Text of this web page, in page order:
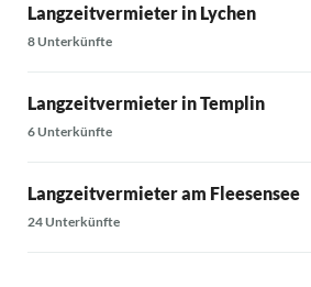
Langzeitvermieter in Lychen
8 Unterkünfte
Langzeitvermieter in Templin
6 Unterkünfte
Langzeitvermieter am Fleesensee
24 Unterkünfte